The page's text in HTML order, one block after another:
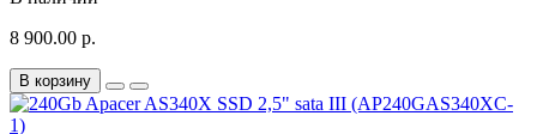
8 900.00 р.
В корзину